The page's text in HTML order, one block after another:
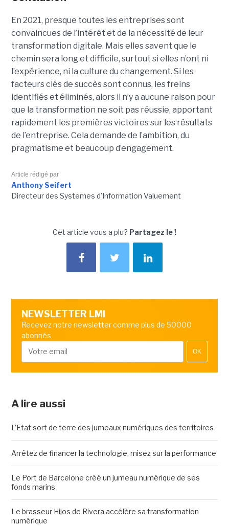
En 2021, presque toutes les entreprises sont
convaincues de l’intérêt et de la nécessité de leur
transformation digitale. Mais elles savent que le
chemin sera long et difficile, surtout si elles n’ont ni
l’expérience, ni la culture du changement. Si les
facteurs clés de succès sont connus, les freins
identifiés et éliminés, alors il n’y a aucune raison pour
que la transformation ne soit pas réussie, apportant
rapidement les premières victoires sur les résultats
de l’entreprise. Cela demande de l’ambition, du
pragmatisme et beaucoup d’engagement.
Article rédigé par
Anthony Seifert
Directeur des Systemes d'Information Valuement
Cet article vous a plu? Partagez le !
NEWSLETTER LMI
Recevez notre newsletter comme plus de 50000
abonnés
OK
A lire aussi
L'Etat sort de terre des jumeaux numériques des territoires
Arrêtez de financer la technologie, misez sur la performance
Le Port de Barcelone créé un jumeau numérique de ses
fonds marins
Le brasseur Hijos de Rivera accélère sa transformation
numérique